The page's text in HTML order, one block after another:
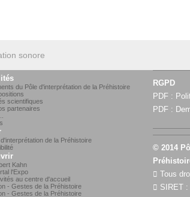
sonore
du Pôle d'interprétation de la Préhistoire
scientifiques
partenaires
de la Préhistoire
Kahn
l'Expo
au centre d'accueil
- Gestes de la Préhistoire
- Gestes de la Préhistoire
RGPD
PDF :
PDF :
© 2014
Tous
SIRET :